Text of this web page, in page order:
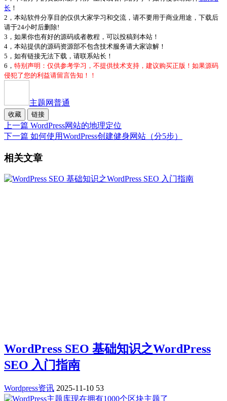
长 ！
2，本站软件分享目的仅供大家学习和交流，请不要用于商业用途，下载后
请于24小时后删除!
3，如果你也有好的源码或者教程，可以投稿到本站！
4，本站提供的源码资源部不包含技术服务请大家谅解！
5，如有链接无法下载，请联系站长！
6， 特别声明：仅供参考学习，不提供技术支持，建议购买正版！如果源码
侵犯了您的利益请留言告知！！
主题网普通
收藏 链接
上一篇 WordPress网站的地理定位
下一篇 如何使用WordPress创建健身网站（分5步）
相关文章
WordPress SEO 基础知识之WordPress
SEO 入门指南
Wordpress资讯 2025-11-10 53